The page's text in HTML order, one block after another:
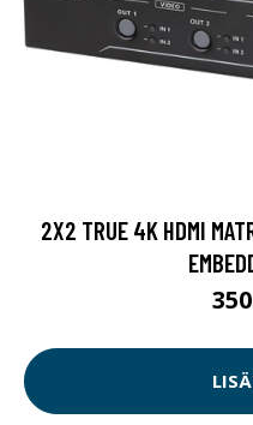
2X2 TRUE 4K HDMI